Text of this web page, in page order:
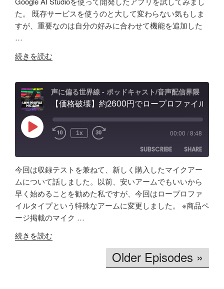
り"
の
ィ
ン
グ"
の
と
可
能
性
「Fish
ユ
ー
ス
ー
５
年
か
け
て
か
っ
た
「マ
り
安
い
イ
ホ
RSS
Spotify
RSS FEED
LINK
た。 既存サービスを使うのと大して変わらない気もしま
すが、重要なのは自分の好みに合わせて機能を追加した
…
"【自
プ
リ
効
で
リ
ア
ル
イ
続きを読む
声に偏る世界線 - ポッドキャスト/音声配信界隈
Play
Episode 1x 00:00 /8:48
SUBSCRIBE
SHARE
Amazon
Apple Podcasts
RSS
Spotify
RSS FEED
SHARE
LINK
EMBED
今回は収録テストを兼ねて、新しく購入したマイクアー
ムについて話しました。以前、安いアームでもいいから
早く始めることを勧めた私ですが、今回はロープロファ
イルタイプという特殊なアームに変更しました。 ※商品ペ
ージ掲載のマイク …
"【価
続きを読む
Older Episodes »